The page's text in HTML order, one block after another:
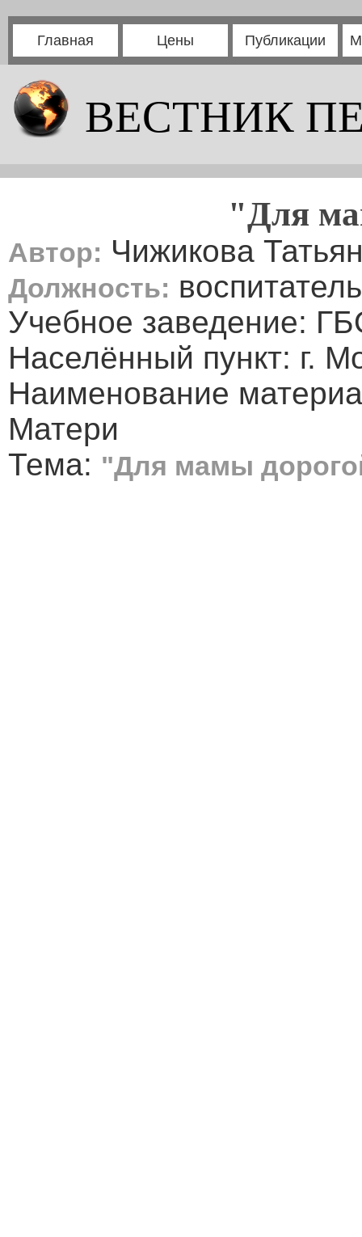
Главная Цены Публикации
ВЕСТНИК
"Для
Автор: Чижикова
Должность: воспитатель
Учебное заведение:
Населённый пункт: г.
Наименование
Матери
Тема: "Для мамы